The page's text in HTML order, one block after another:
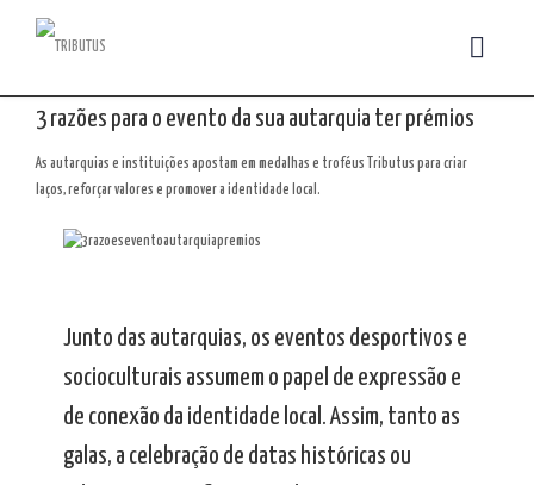
3 razões para o evento da sua autarquia ter prémios
As autarquias e instituições apostam em medalhas e troféus Tributus para criar
laços, reforçar valores e promover a identidade local.
Junto das autarquias, os eventos desportivos e
socioculturais assumem o papel de expressão e
de conexão da identidade local. Assim, tanto as
galas, a celebração de datas históricas ou